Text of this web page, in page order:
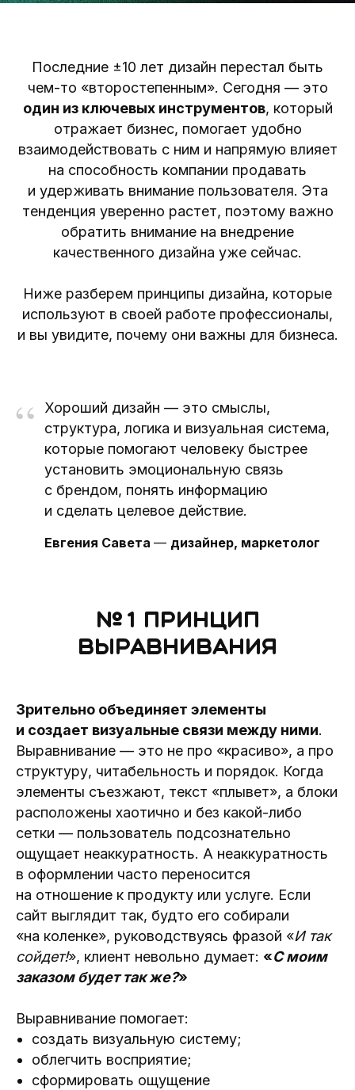
Последние ±10 лет дизайн перестал быть
чем-то «второстепенным». Сегодня — это
один из ключевых инструментов, который
отражает бизнес, помогает удобно
взаимодействовать с ним и напрямую влияет
на способность компании продавать
и удерживать внимание пользователя. Эта
тенденция уверенно растет, поэтому важно
обратить внимание на внедрение
качественного дизайна уже сейчас.
Ниже разберем принципы дизайна, которые
используют в своей работе профессионалы,
и вы увидите, почему они важны для бизнеса.
“
Хороший дизайн — это смыслы,
структура, логика и визуальная система,
которые помогают человеку быстрее
установить эмоциональную связь
с брендом, понять информацию
и сделать целевое действие.
Евгения Савета — дизайнер, маркетолог
№ 1 Принцип
выравнивания
Зрительно объединяет элементы
и создает визуальные связи между ними.
Выравнивание — это не про «красиво», а про
структуру, читабельность и порядок. Когда
элементы съезжают, текст «плывет», а блоки
расположены хаотично и без какой-либо
сетки — пользователь подсознательно
ощущает неаккуратность. А неаккуратность
в оформлении часто переносится
на отношение к продукту или услуге. Если
сайт выглядит так, будто его собирали
«на коленке», руководствуясь фразой «И так
сойдет!», клиент невольно думает: «С моим
заказом будет так же?»
Выравнивание помогает:
создать визуальную систему;
облегчить восприятие;
сформировать ощущение